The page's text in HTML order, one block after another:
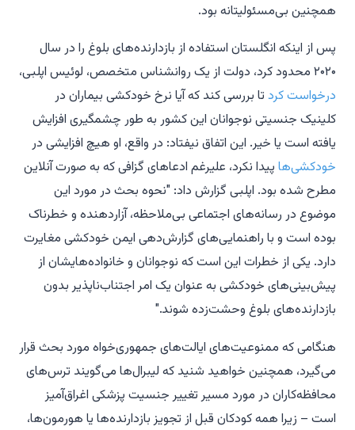
همچنین بی‌مسئولیتانه بود.
پس از اینکه انگلستان استفاده از بازدارنده‌های بلوغ را در سال
۲۰۲۰ محدود کرد، دولت از یک روانشناس متخصص، لوئیس اپلبی،
درخواست کرد تا بررسی کند که آیا نرخ خودکشی بیماران در
کلینیک جنسیتی نوجوانان این کشور به طور چشمگیری افزایش
یافته است یا خیر. این اتفاق نیفتاد: در واقع، او هیچ افزایشی در
خودکشی‌ها پیدا نکرد، علیرغم ادعاهای گزافی که به صورت آنلاین
مطرح شده بود. اپلبی گزارش داد: "نحوه بحث در مورد این
موضوع در رسانه‌های اجتماعی بی‌ملاحظه، آزاردهنده و خطرناک
بوده است و با راهنمایی‌های گزارش‌دهی ایمن خودکشی مغایرت
دارد. یکی از خطرات این است که نوجوانان و خانواده‌هایشان از
پیش‌بینی‌های خودکشی به عنوان یک امر اجتناب‌ناپذیر بدون
بازدارنده‌های بلوغ وحشت‌زده شوند."
هنگامی که ممنوعیت‌های ایالت‌های جمهوری‌خواه مورد بحث قرار
می‌گیرد، همچنین خواهید شنید که لیبرال‌ها می‌گویند ترس‌های
محافظه‌کاران در مورد مسیر تغییر جنسیت پزشکی اغراق‌آمیز
است – زیرا همه کودکان قبل از تجویز بازدارنده‌ها یا هورمون‌ها،